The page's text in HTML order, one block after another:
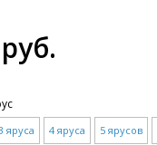
яруса 4 яруса 5 ярусов